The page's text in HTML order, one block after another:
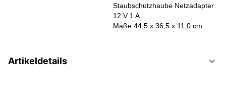
Staubschutzhaube Netzadapter
12 V 1 A
Maße 44,5 x 36,5 x 11,0 cm
Artikeldetails